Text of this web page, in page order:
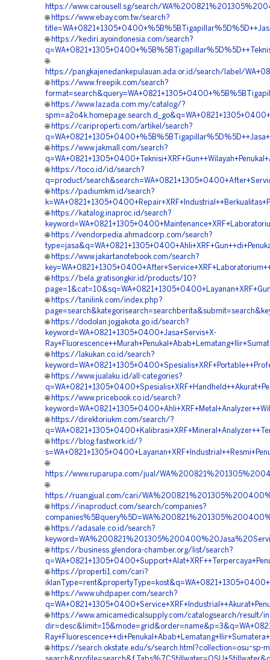
https://www.carousell.sg/search/
🌐 https://www.ebay.com.tw/search?
🌐 https://kediri.ayoindonesia.com/search?
🌐
https://pangkajenedankepulauan.ada.or.id/search/label/
🌐 https://www.freepik.com/search?
🌐 https://www.lazada.com.my/catalog/?
🌐 https://cariproperti.com/artikel/search?
🌐 https://www.jakmall.com/search?
🌐 https://toco.id/id/search?
q=product/
🌐 https://padiumkm.id/search?
🌐 https://katalog.inaproc.id/search?
🌐 https://vendorpedia.ahmadcorp.com/search?
🌐 https://www.jakartanotebook.com/search?
🌐 https://bela.gratisongkir.id/products/10?
🌐 https://tanilink.com/index.php?
🌐 https://dodolan.jogjakota.go.id/search?
keyword=WA+0821+1305+0400+Jasa+Servis+X-
🌐 https://lakukan.co.id/search?
🌐 https://www.jualaku.id/all-categories?
🌐 https://www.pricebook.co.id/search?
🌐 https://direktoriukm.com/search/?
🌐 https://blog.fastwork.id/?
🌐
https://www.ruparupa.com/jual/
🌐
https://ruangjual.com/cari/
🌐 https://inaproduct.com/search/companies?
🌐 https://adasale.co.id/search?
🌐 https://business.glendora-chamber.org/list/search?
🌐 https://properti1.com/cari?
🌐 https://www.uhdpaper.com/search?
🌐 https://www.amicamedicalsupply.com/catalogsearch/result/
🌐 https://search.okstate.edu/s/search.html?collection=osu~sp-